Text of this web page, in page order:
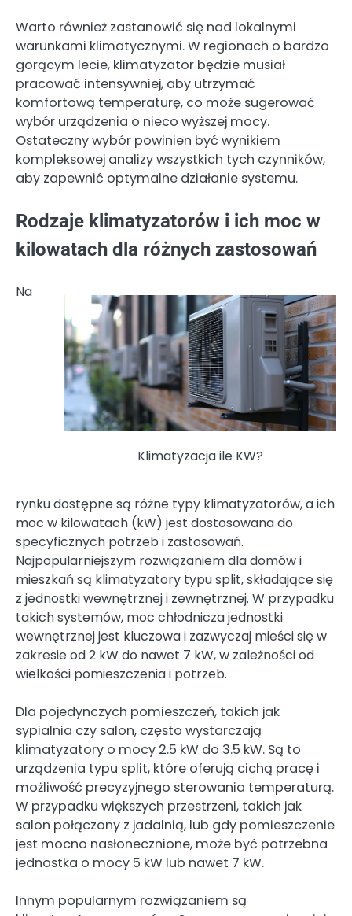
Warto również zastanowić się nad lokalnymi
warunkami klimatycznymi. W regionach o bardzo
gorącym lecie, klimatyzator będzie musiał
pracować intensywniej, aby utrzymać
komfortową temperaturę, co może sugerować
wybór urządzenia o nieco wyższej mocy.
Ostateczny wybór powinien być wynikiem
kompleksowej analizy wszystkich tych czynników,
aby zapewnić optymalne działanie systemu.
Rodzaje klimatyzatorów i ich moc w
kilowatach dla różnych zastosowań
Klimatyzacja ile KW?
Na
rynku dostępne są różne typy klimatyzatorów, a ich
moc w kilowatach (kW) jest dostosowana do
specyficznych potrzeb i zastosowań.
Najpopularniejszym rozwiązaniem dla domów i
mieszkań są klimatyzatory typu split, składające się
z jednostki wewnętrznej i zewnętrznej. W przypadku
takich systemów, moc chłodnicza jednostki
wewnętrznej jest kluczowa i zazwyczaj mieści się w
zakresie od 2 kW do nawet 7 kW, w zależności od
wielkości pomieszczenia i potrzeb.
Dla pojedynczych pomieszczeń, takich jak
sypialnia czy salon, często wystarczają
klimatyzatory o mocy 2.5 kW do 3.5 kW. Są to
urządzenia typu split, które oferują cichą pracę i
możliwość precyzyjnego sterowania temperaturą.
W przypadku większych przestrzeni, takich jak
salon połączony z jadalnią, lub gdy pomieszczenie
jest mocno nasłonecznione, może być potrzebna
jednostka o mocy 5 kW lub nawet 7 kW.
Innym popularnym rozwiązaniem są